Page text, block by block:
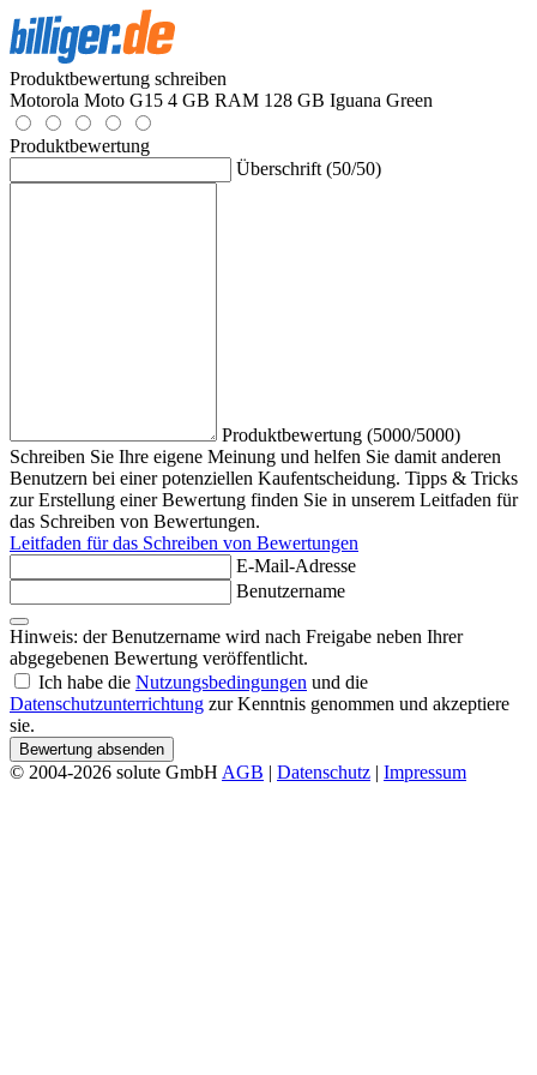
Produktbewertung schreiben
Motorola Moto G15 4 GB RAM 128 GB Iguana Green
Produktbewertung
Überschrift (50/50)
Produktbewertung (5000/5000)
Schreiben Sie Ihre eigene Meinung und helfen Sie damit anderen
Benutzern bei einer potenziellen Kaufentscheidung. Tipps & Tricks
zur Erstellung einer Bewertung finden Sie in unserem Leitfaden für
das Schreiben von Bewertungen.
Leitfaden für das Schreiben von Bewertungen
E-Mail-Adresse
Benutzername
Hinweis: der Benutzername wird nach Freigabe neben Ihrer
abgegebenen Bewertung veröffentlicht.
Ich habe die Nutzungsbedingungen und die
Datenschutzunterrichtung zur Kenntnis genommen und akzeptiere
sie.
Bewertung absenden
© 2004-2026 solute GmbH AGB | Datenschutz | Impressum